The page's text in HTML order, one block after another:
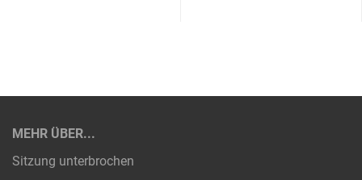
MEHR ÜBER...
Sitzung unterbrochen